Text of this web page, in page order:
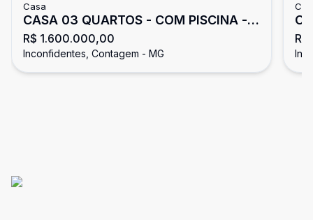
Casa
CASA 03 QUARTOS - COM PISCINA -
BAIRRO INCONFIDENTES
R$ 1.600.000,00
Inconfidentes, Contagem - MG